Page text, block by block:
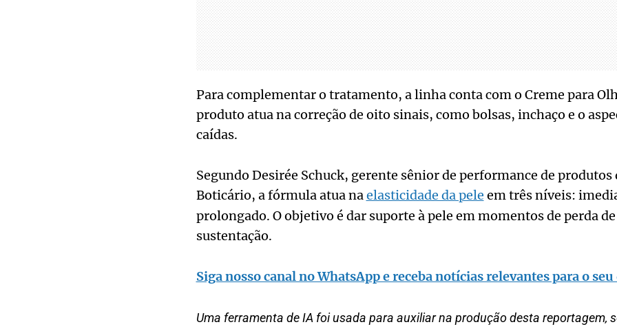
Para complementar o tratamento, a linha conta com o Creme para
produto atua na correção de oito sinais, como bolsas, inchaço e o
caídas.
Segundo Desirée Schuck, gerente sênior de performance de produtos
Boticário, a fórmula atua naelasticidade da pele em três níveis:
prolongado. O objetivo é dar suporte à pele em momentos de perda
sustentação.
Siga nosso canal no WhatsApp e receba notícias relevantes para o seu
Uma ferramenta de IA foi usada para auxiliar na produção desta reportagem,